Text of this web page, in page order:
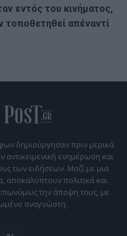
εντός του κινήματος,
τοποθετηθεί απέναντί
δημιούργησαν πριν μερικά
αντικειμενική ενημέρωση και
των ειδήσεων. Μαζί με μια
αποκαλύπτουν πολιτικά και
την άποψη τους, με
αναγνώστη.